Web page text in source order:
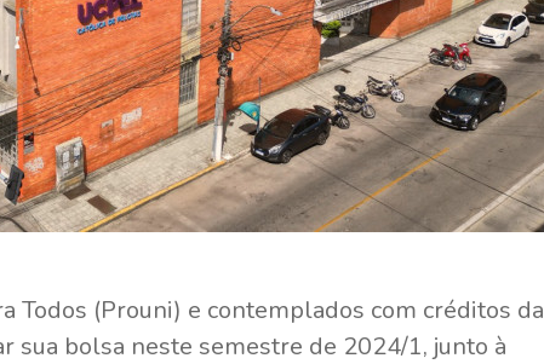
Todos (Prouni) e contemplados com créditos da
sua bolsa neste semestre de 2024/1, junto à